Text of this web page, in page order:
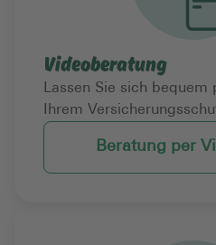
Videoberatung
Lassen Sie sich bequem
Ihrem
Beratung per